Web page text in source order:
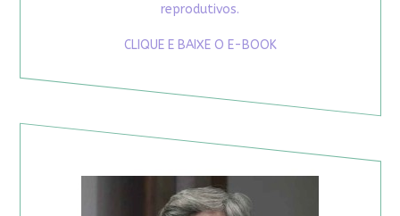
reprodutivos.
CLIQUE E BAIXE O E-BOOK